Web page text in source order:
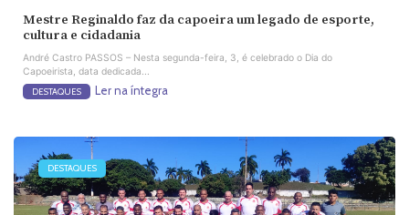
Mestre Reginaldo faz da capoeira um legado de esporte,
cultura e cidadania
André Castro PASSOS – Nesta segunda-feira, 3, é celebrado o Dia do
Capoeirista, data dedicada...
DESTAQUES Ler na íntegra
DESTAQUES